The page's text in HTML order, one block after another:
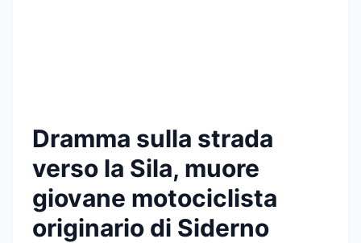
Dramma sulla strada
verso la Sila, muore
giovane motociclista
originario di Siderno